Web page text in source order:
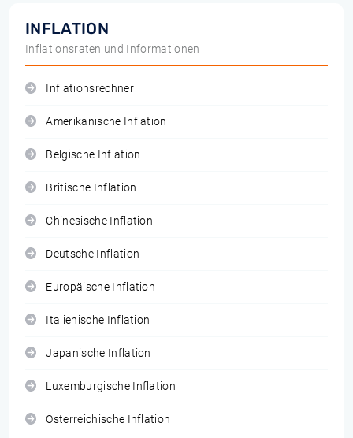
INFLATION
Inflationsraten und Informationen
Inflationsrechner
Amerikanische Inflation
Belgische Inflation
Britische Inflation
Chinesische Inflation
Deutsche Inflation
Europäische Inflation
Italienische Inflation
Japanische Inflation
Luxemburgische Inflation
Österreichische Inflation